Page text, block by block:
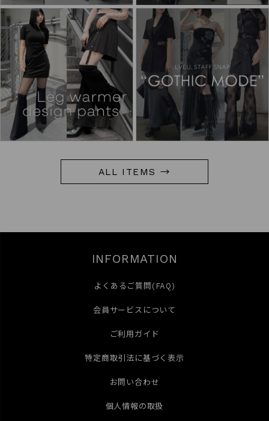
ALL ITEMS →
INFORMATION
よくあるご質問(FAQ)
会員サービスについて
ご利用ガイド
特定商取引法に基づく表示
お問い合わせ
個人情報の取扱